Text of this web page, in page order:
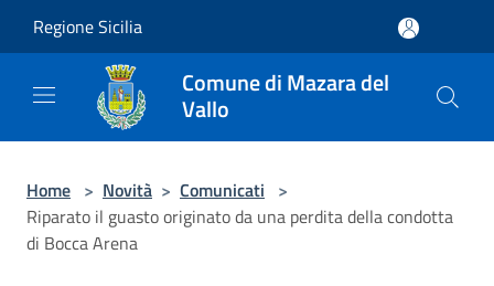
Regione Sicilia
Comune di Mazara del
Vallo
Home > Novità > Comunicati >
Riparato il guasto originato da una perdita della condotta
di Bocca Arena